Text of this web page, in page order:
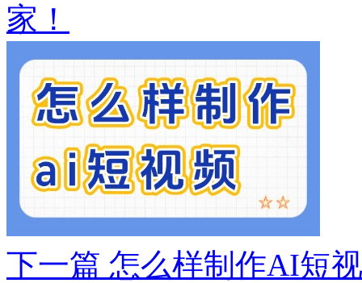
家！
下一篇 怎么样制作AI短